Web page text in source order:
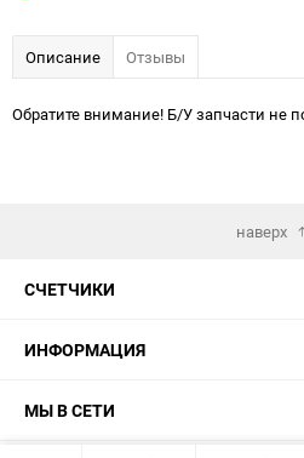
Описание Отзывы
Обратите внимание! Б/У запчасти не
наверх
СЧЕТЧИКИ
ИНФОРМАЦИЯ
МЫ В СЕТИ